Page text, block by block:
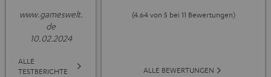
www.gameswelt.
de
10.02.2024
ALLE
TESTBERICHTE
(4.64 von 5 bei 11 Bewertungen)
ALLE BEWERTUNGEN